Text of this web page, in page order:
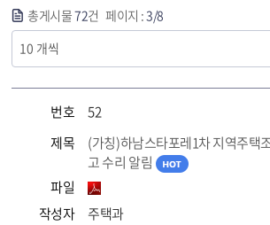
총게시물72건 페이지 :3/8
번호
52
제목
(가칭)하남스타포레1차 지역주택
고 수리 알림
파일
작성자
주택과